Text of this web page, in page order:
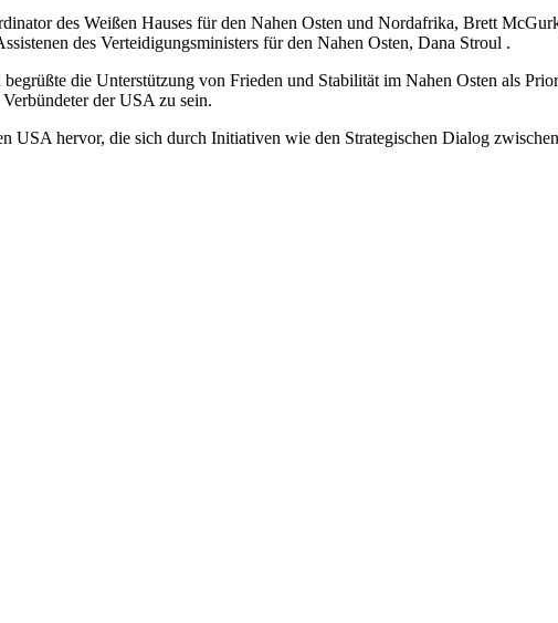
des Weißen Hauses für den Nahen Osten und Nordafrika, Brett
des Verteidigungsministers für den Nahen Osten, Dana Stroul .
die Unterstützung von Frieden und Stabilität im Nahen Osten als
der USA zu sein.
USA hervor, die sich durch Initiativen wie den Strategischen Dialog